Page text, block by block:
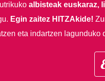
albisteak euskaraz,
Egin zaitez HITZAkide!
eta indartzen lagunduko